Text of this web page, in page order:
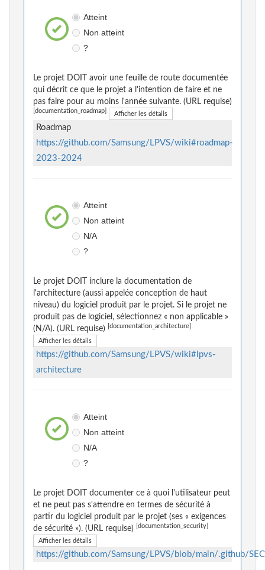
Atteint
Non atteint
?
Le projet DOIT avoir une feuille de route documentée
qui décrit ce que le projet a l'intention de faire et ne
pas faire pour au moins l'année suivante. (URL requise)
[documentation_roadmap] Afficher les détails
Roadmap
https://github.com/Samsung/LPVS/wiki#roadmap-
2023-2024
Atteint
Non atteint
N/A
?
Le projet DOIT inclure la documentation de
l'architecture (aussi appelée conception de haut
niveau) du logiciel produit par le projet. Si le projet ne
produit pas de logiciel, sélectionnez « non applicable »
(N/A). (URL requise)
[documentation_architecture]
Afficher les détails
https://github.com/Samsung/LPVS/wiki#lpvs-
architecture
Atteint
Non atteint
N/A
?
Le projet DOIT documenter ce à quoi l'utilisateur peut
et ne peut pas s'attendre en termes de sécurité à
partir du logiciel produit par le projet (ses « exigences
de sécurité »). (URL requise)
[documentation_security]
Afficher les détails
https://github.com/Samsung/LPVS/blob/main/.github/